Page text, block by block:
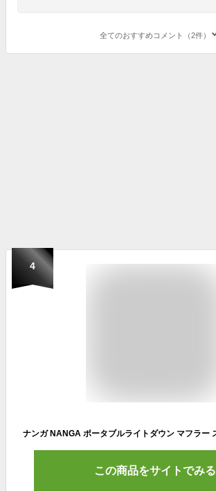
全てのおすすめコメント（2件）
4
この商品をサイトでみる